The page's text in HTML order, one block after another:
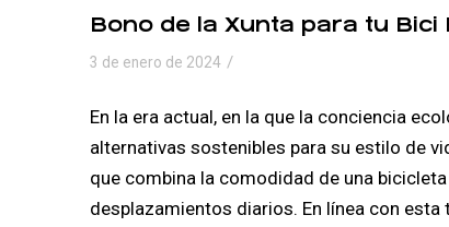
Bono de la Xunta para tu Bici
3 de enero de 2024 /
En la era actual, en la que la conciencia
alternativas sostenibles para su estilo de
que combina la comodidad de una
desplazamientos diarios. En línea con